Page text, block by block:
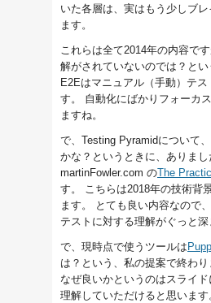
いた各層は、実はもう少しブ
ます。
これらは全て2014年の内容で
解がされていないのでは？とい
E2Eはマニュアル（手動）テ
す。 自動化にばかりフォーカ
ますね。
で、Testing Pyramidについて
かな？というときに、ありま
martinFowler.com のThe
す。 こちらは2018年の技術背
ます。 とても良い内容なので
テストに対する理解がぐっと深
で、現時点で使うツールは
は？という、私の提案で終わ
なぜ良いかというのはスライ
理解していただけると思います